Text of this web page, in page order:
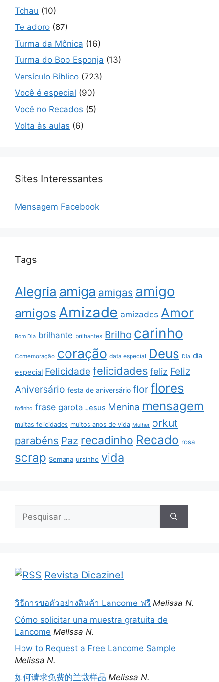
Tchau (10)
Te adoro (87)
Turma da Mônica (16)
Turma do Bob Esponja (13)
Versículo Bíblico (723)
Você é especial (90)
Você no Recados (5)
Volta às aulas (6)
Sites Interessantes
Mensagem Facebook
Tags
Alegria amiga amigas amigo
amigos Amizade amizades Amor
Bom Dia brilhante brilhantes Brilho carinho
Comemoração coração data especial Deus Dia dia
especial Felicidade felicidades feliz Feliz
Aniversário festa de aniversário flor flores
fofinho frase garota Jesus Menina mensagem
muitas felicidades muitos anos de vida Mulher orkut
parabéns Paz recadinho Recado rosa
scrap Semana ursinho vida
Pesquisar
Revista Dicazine!
วิธีการขอตัวอย่างสินค้า Lancome ฟรี Melissa N.
Cómo solicitar una muestra gratuita de
Lancome Melissa N.
How to Request a Free Lancome Sample
Melissa N.
如何请求免费的兰蔻样品 Melissa N.